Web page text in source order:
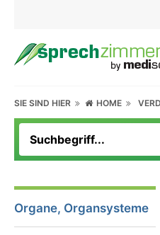
SIE SIND HIER HOME
Organe, Organsysteme